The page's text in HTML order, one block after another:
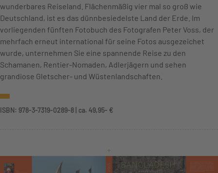
wunderbares Reiseland. Flächenmäßig vier mal so groß wie
Deutschland, ist es das dünnbesiedelste Land der Erde. Im
vorliegenden fünften Fotobuch des Fotografen Peter Voss, der
mehrfach erneut international für seine Fotos ausgezeichet
wurde, unternehmen Sie eine spannende Reise zu den
Schamanen, Rentier-Nomaden, Adlerjägern und sehen
grandiose Gletscher- und Wüstenlandschaften.
ISBN: 978-3-7319-0289-8 | ca. 49,95- €
+